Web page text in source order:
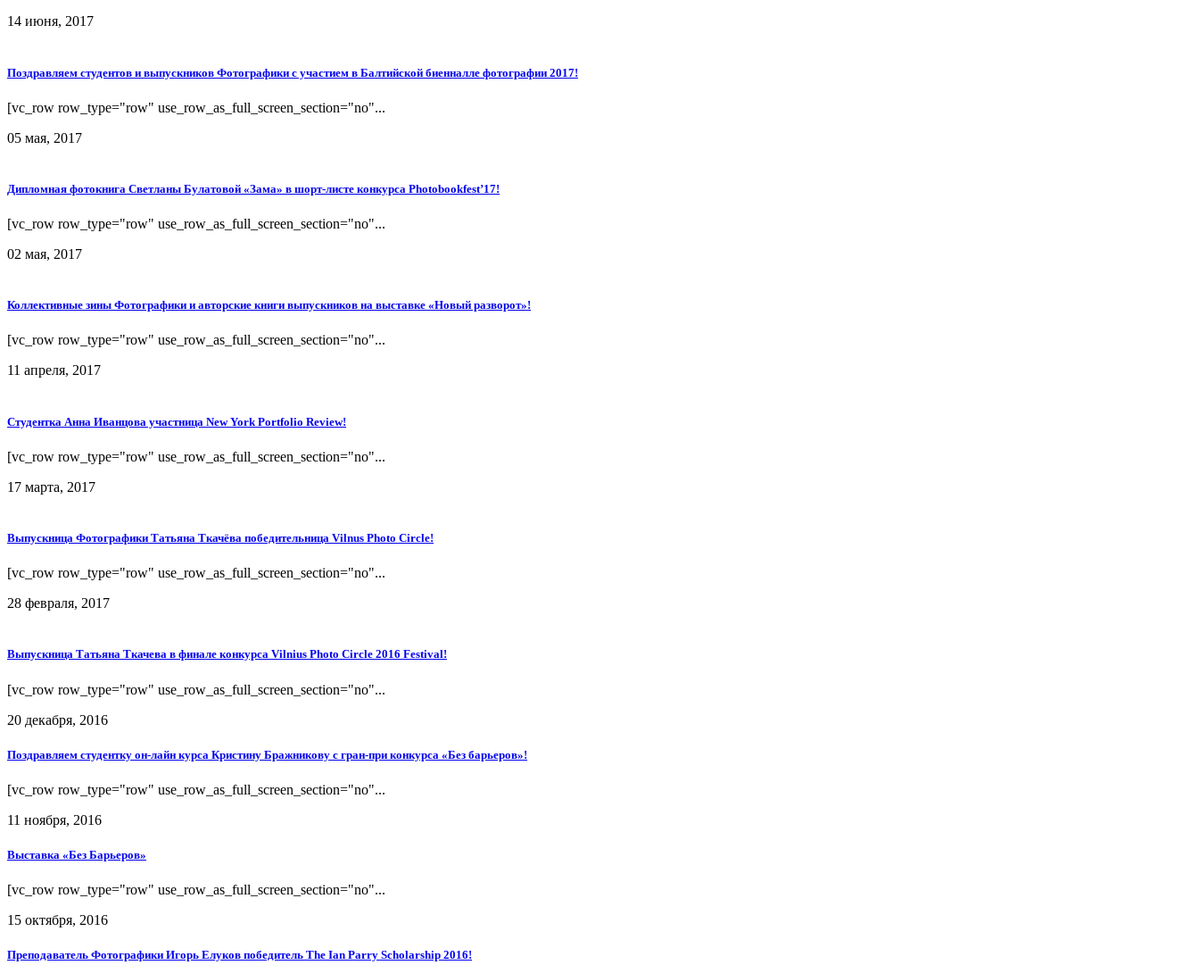
14 июня, 2017
Поздравляем студентов и выпускников Фотографики с участием в Балтийской биенналле фотографии 2017!
[vc_row row_type="row" use_row_as_full_screen_section="no"...
05 мая, 2017
Дипломная фотокнига Светланы Булатовой «Зама» в шорт-листе конкурса Photobookfest’17!
[vc_row row_type="row" use_row_as_full_screen_section="no"...
02 мая, 2017
Коллективные зины Фотографики и авторские книги выпускников на выставке «Новый разворот»!
[vc_row row_type="row" use_row_as_full_screen_section="no"...
11 апреля, 2017
Студентка Анна Иванцова участница New York Portfolio Review!
[vc_row row_type="row" use_row_as_full_screen_section="no"...
17 марта, 2017
Выпускница Фотографики Татьяна Ткачёва победительница Vilnus Photo Circle!
[vc_row row_type="row" use_row_as_full_screen_section="no"...
28 февраля, 2017
Выпускница Татьяна Ткачева в финале конкурса Vilnius Photo Circle 2016 Festival!
[vc_row row_type="row" use_row_as_full_screen_section="no"...
20 декабря, 2016
Поздравляем студентку он-лайн курса Кристину Бражникову с гран-при конкурса «Без барьеров»!
[vc_row row_type="row" use_row_as_full_screen_section="no"...
11 ноября, 2016
Выставка «Без Барьеров»
[vc_row row_type="row" use_row_as_full_screen_section="no"...
15 октября, 2016
Преподаватель Фотографики Игорь Елуков победитель The Ian Parry Scholarship 2016!